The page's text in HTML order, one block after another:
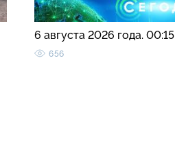
6 августа 2026 года. 00:15
656